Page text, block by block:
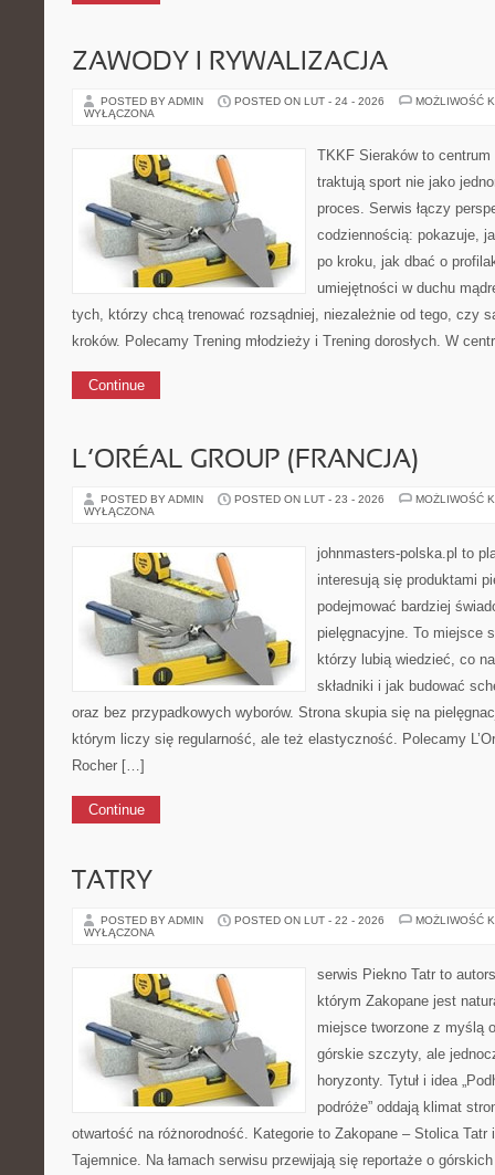
ZAWODY I RYWALIZACJA
POSTED BY ADMIN POSTED ON LUT - 24 - 2026
MOŻLIWOŚĆ
WYŁĄCZONA
TKKF Sieraków to
traktują sport nie jako
proces. Serwis łączy
codziennością: pokazuje,
po kroku, jak dbać o
umiejętności w duchu
tych, którzy chcą trenować rozsądniej, niezależnie od tego, czy
kroków. Polecamy Trening młodzieży i Trening dorosłych. W
Continue
L’ORÉAL GROUP (FRANCJA)
POSTED BY ADMIN POSTED ON LUT - 23 - 2026
MOŻLIWOŚĆ
WYŁĄCZONA
johnmasters-polska.pl to
interesują się produktami
podejmować bardziej
pielęgnacyjne. To miejsce
którzy lubią wiedzieć, co
składniki i jak budować
oraz bez przypadkowych wyborów. Strona skupia się na
którym liczy się regularność, ale też elastyczność. Polecamy
Rocher […]
Continue
TATRY
POSTED BY ADMIN POSTED ON LUT - 22 - 2026
MOŻLIWOŚĆ
WYŁĄCZONA
serwis Piekno Tatr to
którym Zakopane jest
miejsce tworzone z myślą
górskie szczyty, ale
horyzonty. Tytuł i idea
podróże” oddają klimat
otwartość na różnorodność. Kategorie to Zakopane – Stolica Tatr
Tajemnice. Na łamach serwisu przewijają się reportaże o